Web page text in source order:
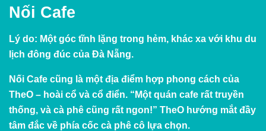
Nối Cafe
Lý do: Một góc tĩnh lặng trong hẻm, khác xa với khu du
lịch đông đúc của Đà Nẵng.
Nối Cafe cũng là một địa điểm hợp phong cách của
TheO – hoài cổ và cổ điển. “Một quán cafe rất truyền
thống, và cà phê cũng rất ngon!” TheO hướng mắt đầy
tâm đắc về phía cốc cà phê cô lựa chọn.